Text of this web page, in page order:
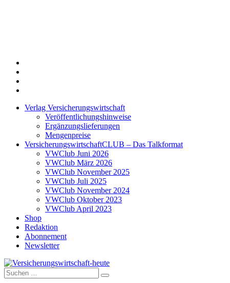
Verlag Versicherungswirtschaft
Veröffentlichungshinweise
Ergänzungslieferungen
Mengenpreise
VersicherungswirtschaftCLUB – Das Talkformat
VWClub Juni 2026
VWClub März 2026
VWClub November 2025
VWClub Juli 2025
VWClub November 2024
VWClub Oktober 2023
VWClub April 2023
Shop
Redaktion
Abonnement
Newsletter
Versicherungswirtschaft-heute
Suche
nach: